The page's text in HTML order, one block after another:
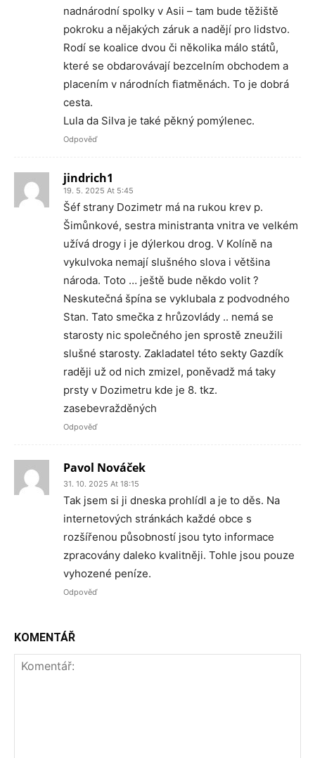
nadnárodní spolky v Asii – tam bude těžiště
pokroku a nějakých záruk a nadějí pro lidstvo.
Rodí se koalice dvou či několika málo států,
které se obdarovávají bezcelním obchodem a
placením v národních fiatměnách. To je dobrá
cesta.
Lula da Silva je také pěkný pomýlenec.
Odpověď
jindrich1
19. 5. 2025 At 5:45
Šéf strany Dozimetr má na rukou krev p.
Šimůnkové, sestra ministranta vnitra ve velkém
užívá drogy i je dýlerkou drog. V Kolíně na
vykulvoka nemají slušného slova i většina
národa. Toto … ještě bude někdo volit ?
Neskutečná špína se vyklubala z podvodného
Stan. Tato smečka z hrůzovlády .. nemá se
starosty nic společného jen sprostě zneužili
slušné starosty. Zakladatel této sekty Gazdík
raději už od nich zmizel, poněvadž má taky
prsty v Dozimetru kde je 8. tkz.
zasebevražděných
Odpověď
Pavol Nováček
31. 10. 2025 At 18:15
Tak jsem si ji dneska prohlídl a je to děs. Na
internetových stránkách každé obce s
rozšířenou působností jsou tyto informace
zpracovány daleko kvalitněji. Tohle jsou pouze
vyhozené peníze.
Odpověď
KOMENTÁŘ